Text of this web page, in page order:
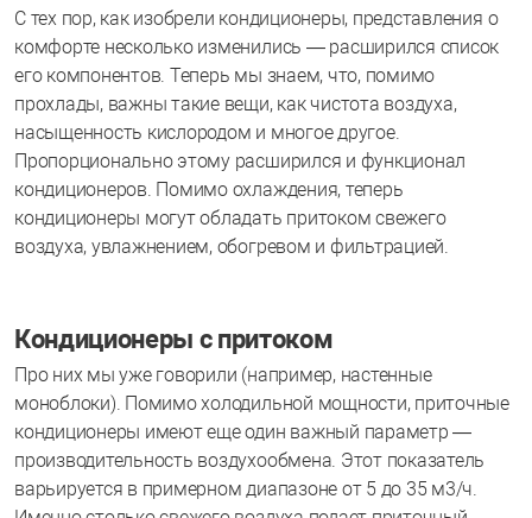
С тех пор, как изобрели кондиционеры, представления о
комфорте несколько изменились — расширился список
его компонентов. Теперь мы знаем, что, помимо
прохлады, важны такие вещи, как чистота воздуха,
насыщенность кислородом и многое другое.
Пропорционально этому расширился и функционал
кондиционеров. Помимо охлаждения, теперь
кондиционеры могут обладать притоком свежего
воздуха, увлажнением, обогревом и фильтрацией.
Кондиционеры с притоком
Про них мы уже говорили (например, настенные
моноблоки). Помимо холодильной мощности, приточные
кондиционеры имеют еще один важный параметр —
производительность воздухообмена. Этот показатель
варьируется в примерном диапазоне от 5 до 35 м3/ч.